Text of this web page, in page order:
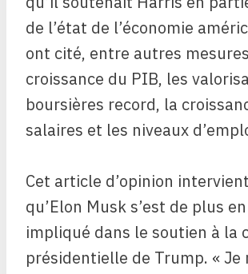
de l’état de l’économie
ont cité, entre autres
croissance du PIB, les
boursières record, la
salaires et les niveaux
Cet article d’opinion
qu’Elon Musk s’est de plus
impliqué dans le soutien à la
présidentielle de Trump. « Je